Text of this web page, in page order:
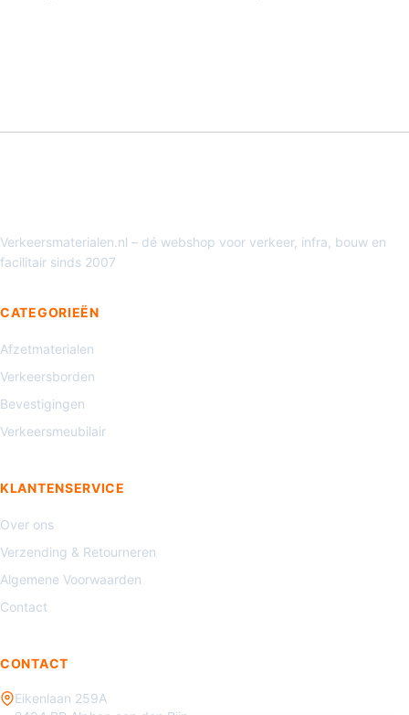
Verkeersmaterialen.nl – dé webshop voor verkeer, infra, bouw en
facilitair sinds 2007
CATEGORIEËN
Afzetmaterialen
Verkeersborden
Bevestigingen
Verkeersmeubilair
KLANTENSERVICE
Over ons
Verzending & Retourneren
Algemene Voorwaarden
Contact
CONTACT
Eikenlaan 259A